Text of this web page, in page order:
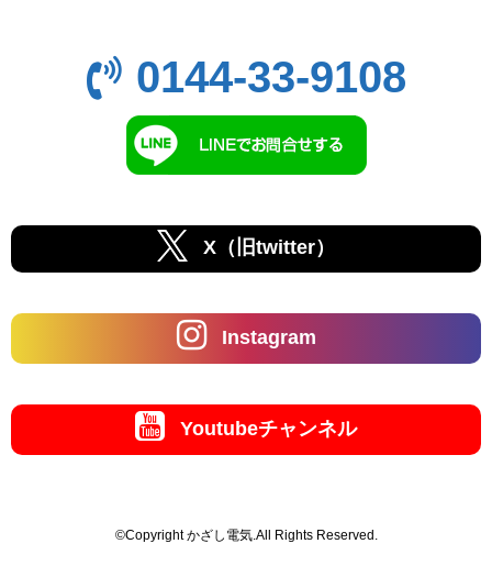
0144-33-9108
X（旧twitter）
Instagram
Youtubeチャンネル
©Copyright かざし電気.All Rights Reserved.